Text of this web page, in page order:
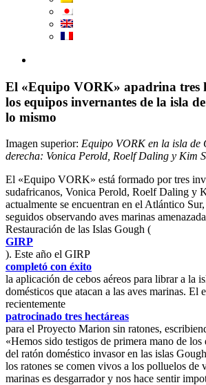
Image
El «Equipo VORK» apadrina tres
los equipos invernantes de la isla
lo mismo
Imagen superior: Equipo VORK en la isla de
derecha: Vonica Perold, Roelf Daling y Kim
El «Equipo VORK» está formado por tres
sudafricanos, Vonica Perold, Roelf Daling y
actualmente se encuentran en el Atlántico
seguidos observando aves marinas
Restauración de las Islas Gough (
GIRP
). Este año el GIRP
completó con éxito
la aplicación de cebos aéreos para librar a la
domésticos que atacan a las aves marinas. El
recientemente
patrocinado tres hectáreas
para el Proyecto Marion sin ratones,
«Hemos sido testigos de primera mano de los
del ratón doméstico invasor en las islas
los ratones se comen vivos a los polluelos de
marinas es desgarrador y nos hace sentir